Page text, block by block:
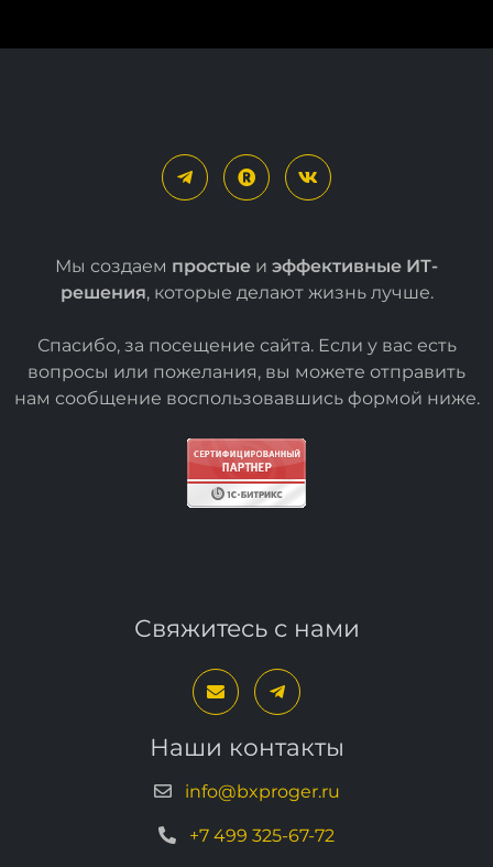
Мы создаем простые и эффективные ИТ-
решения, которые делают жизнь лучше.
Спасибо, за посещение сайта. Если у вас есть
вопросы или пожелания, вы можете отправить
нам сообщение воспользовавшись формой ниже.
Свяжитесь с нами
Наши контакты
info@bxproger.ru
+7 499 325-67-72